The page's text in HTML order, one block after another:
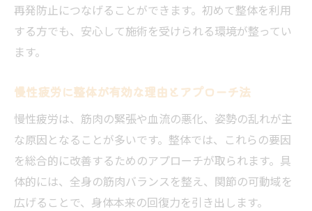
再発防止につなげることができます。初めて整体を利用
する方でも、安心して施術を受けられる環境が整ってい
ます。
慢性疲労に整体が有効な理由とアプローチ法
慢性疲労は、筋肉の緊張や血流の悪化、姿勢の乱れが主
な原因となることが多いです。整体では、これらの要因
を総合的に改善するためのアプローチが取られます。具
体的には、全身の筋肉バランスを整え、関節の可動域を
広げることで、身体本来の回復力を引き出します。